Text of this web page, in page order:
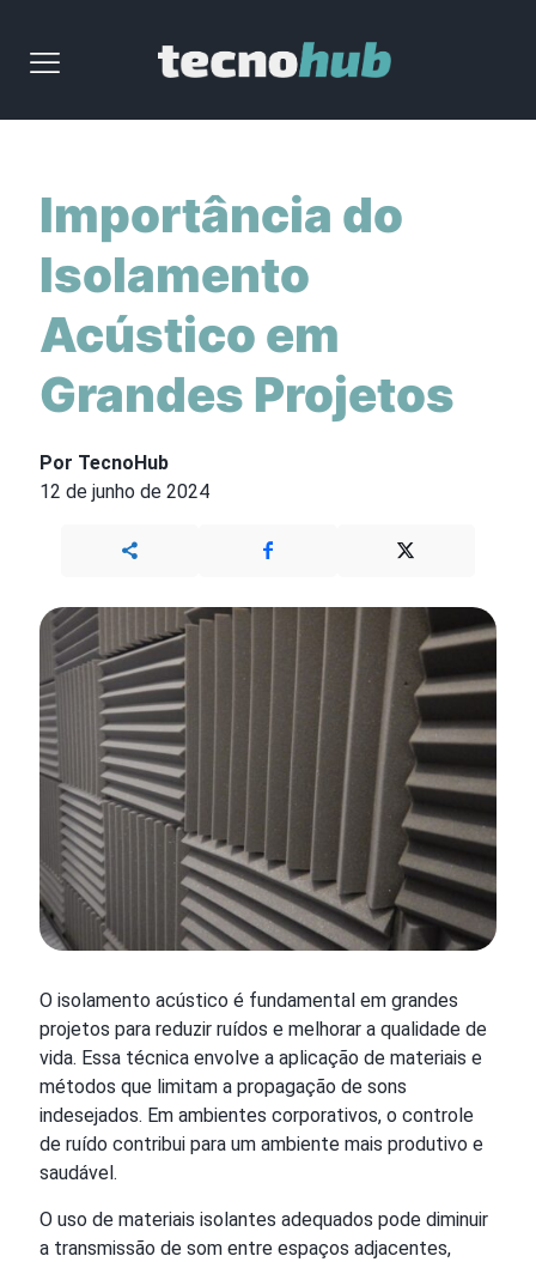
Importância do
Isolamento
Acústico em
Grandes Projetos
Por TecnoHub
12 de junho de 2024
O isolamento acústico é fundamental em grandes
projetos para reduzir ruídos e melhorar a qualidade de
vida. Essa técnica envolve a aplicação de materiais e
métodos que limitam a propagação de sons
indesejados. Em ambientes corporativos, o controle
de ruído contribui para um ambiente mais produtivo e
saudável.
O uso de materiais isolantes adequados pode diminuir
a transmissão de som entre espaços adjacentes,